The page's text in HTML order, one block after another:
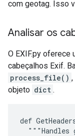
com geotag. Isso
Analisar os
O EXIF.py oferece
cabeçalhos Exif.
process_file()
objeto dict .
def
"""Handles